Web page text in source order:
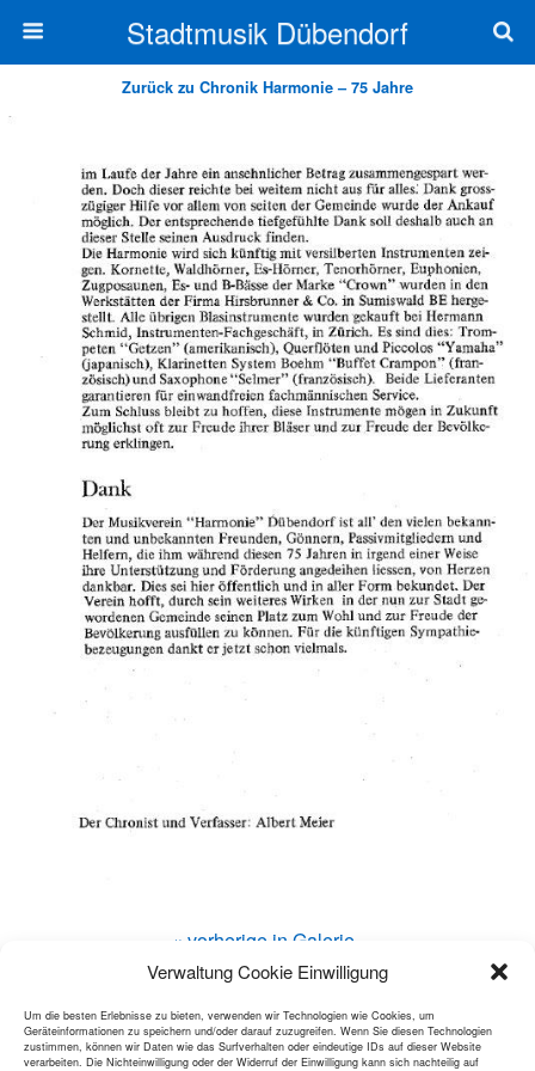
Verwaltung Cookie Einwilligung
Um die besten Erlebnisse zu bieten, verwenden wir Technologien wie Cookies, um
Geräteinformationen zu speichern und/oder darauf zuzugreifen. Wenn Sie diesen Technologien
zustimmen, können wir Daten wie das Surfverhalten oder eindeutige IDs auf dieser Website
verarbeiten. Die Nichteinwilligung oder der Widerruf der Einwilligung kann sich nachteilig auf
Stadtmusik Dübendorf
Zurück zu Chronik Harmonie – 75 Jahre
« vorherige in Galerie
Zum Seitenanfang